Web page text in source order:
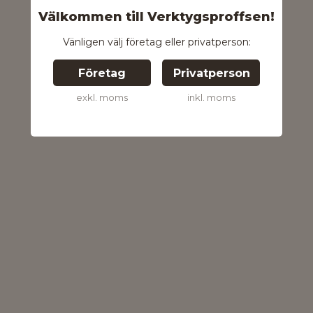
Välkommen till Verktygsproffsen!
Vänligen välj företag eller privatperson:
Företag
exkl. moms
Privatperson
inkl. moms